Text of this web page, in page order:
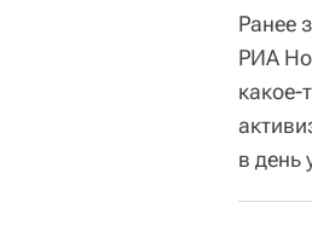
Ранее
РИА
какое-
в день